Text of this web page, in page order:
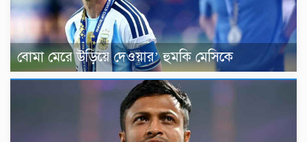
বোমা মেরে উড়িয়ে দেওয়ার’ হুমকি মেসিকে